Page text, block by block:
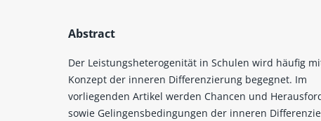
Abstract
Der Leistungsheterogenität in Schulen wird häufig
Konzept der inneren Differenzierung begegnet. Im
vorliegenden Artikel werden Chancen und
sowie Gelingensbedingungen der inneren